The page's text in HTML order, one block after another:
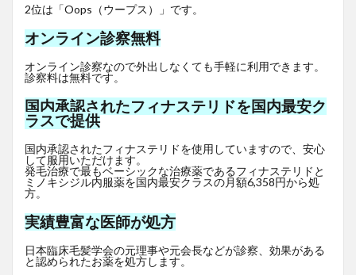
2位は「Oops（ウープス）」です。
オンライン診察無料
オンライン診察なので外出しなくても手軽に利用できます。
診察料は無料です。
国内承認されたフィナステリドを国内最安ク
ラスで提供
国内承認されたフィナステリドを使用していますので、安心
して服用いただけます。
発毛治療で最もベーシックな治療薬であるフィナステリドと
ミノキシジル内服薬を国内最安クラスの月額6,358円から処
方。
実績豊富な医師が処方
日本臨床毛髪学会の元理事や元会長などが診察、効果がある
と認められたお薬を処方します。